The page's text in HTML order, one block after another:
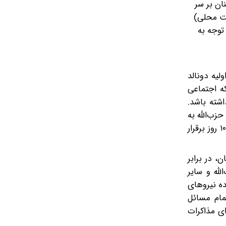
بر سر
نیمه‌شب به وقت محلی)
با توجه به
دونالد
اجتماعی
باشد.
به‌
عنوان مؤثرترین نیروی امنیتی این کشور که زیر سایه ارتش فعالیت نمی‌کند، اعمال کند. بر اساس مفاد توافق، آتش‌بس به مدت ۱۰ روز برقرار
در برابر
و سایر
نیروهای
مسائل
مذاکرات